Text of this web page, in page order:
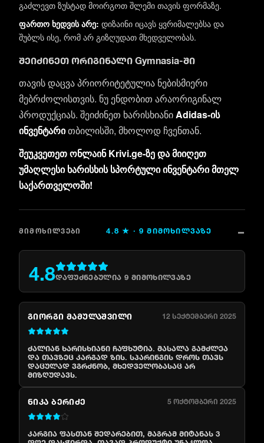
გაძლევთ ზუსტად მოირგოთ შლემი თავის ფორმაზე.
ფართო ხედვის არე: დიზაინი იცავს ყვრიმალებსა და
შუბლს ისე, რომ არ გიზღუდათ მხედველობას.
შეიძინეთ ორიგინალი Gymnasia-ში
თავის დაცვა პრიორიტეტულია ნებისმიერი
მებრძოლისთვის. ნუ ენდობით არაორიგინალ
პროდუქციას. შეიძინეთ ხარისხიანიAdidas-ის
ინვენტარითბილისში, მხოლოდ ჩვენთან.
შეუკვეთეთ ონლაინ Krivi.ge-ზე და მიიღეთ
უმაღლესი ხარისხის სპორტული ინვენტარი მთელ
საქართველოში!
ᲛᲘᲛᲝᲮᲘᲚᲕᲔᲑᲘ 4.8 ★ · 9 ᲛᲘᲛᲝᲮᲘᲚᲕᲐᲖᲔ
4.8დაფუძნებულია 9 მიმოხილვაზე
ᲒᲘᲝᲠᲒᲘ ᲛᲐᲛᲣᲚᲐᲨᲕᲘᲚᲘ 12 სექტემბერი 2025
ძალიან ხარისხიანი ჩაფხუტია. მასალა გამძლეა
და თავზეც კარგად ზის. სპარინგის დროს თავს
დაცულად ვგრძნობ, მხედველობასაც არ
მიზღუდავს.
ᲜᲘᲙᲐ ᲑᲔᲠᲘᲫᲔ 5 ოქტომბერი 2025
კარგია ფასთან შედარებით, მაგრამ მიტანას 3